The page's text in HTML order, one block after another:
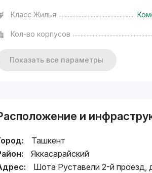
Класс Жилья
Кол-во корпусов
Показать все параметры
и
Ташкент
Яккасарайский
Шота Руставели 2-й проезд,